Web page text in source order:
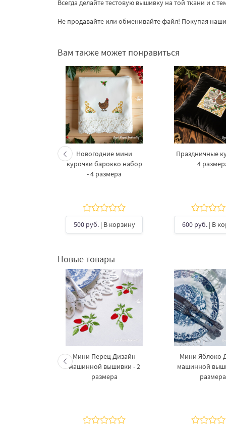
Всегда делайте тестовую вышивку на той ткани и с
Не продавайте или обменивайте файл! Покупая
Вам также может понравиться
Новогодние мини
курочки барокко набор
- 4 размера
500 руб.| В корзину
Праздничные
4
600 руб.| В
Новые товары
Мини Перец Дизайн
машинной вышивки - 2
размера
Мини Яблоко
машинной
размера